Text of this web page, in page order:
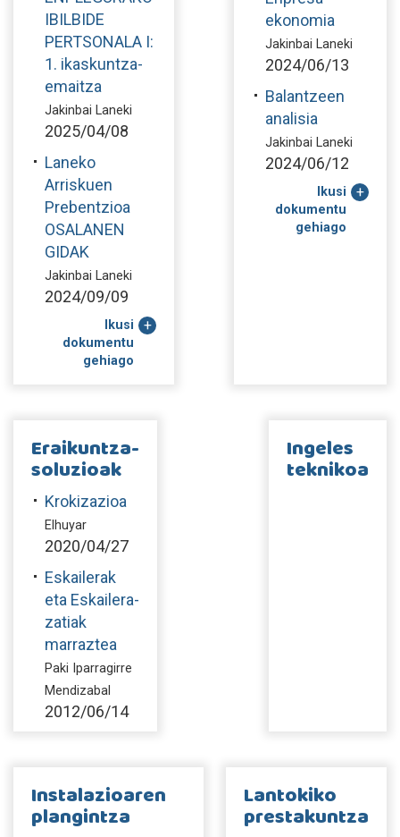
IBILBIDE
PERTSONALA I:
1. ikaskuntza-
emaitza
Jakinbai Laneki
2025/04/08
Laneko
Arriskuen
Prebentzioa
OSALANEN
GIDAK
Jakinbai Laneki
2024/09/09
Ikusi
dokumentu
gehiago
ekonomia
Jakinbai Laneki
2024/06/13
Balantzeen
analisia
Jakinbai Laneki
2024/06/12
Ikusi
dokumentu
gehiago
Eraikuntza-
soluzioak
Krokizazioa
Elhuyar
2020/04/27
Eskailerak
eta Eskailera-
zatiak
marraztea
Paki Iparragirre
Mendizabal
2012/06/14
Ingeles
teknikoa
Instalazioaren
plangintza
Lantokiko
prestakuntza